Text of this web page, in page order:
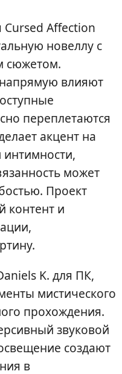
Cursed Affection
новеллу с
сюжетом.
влияют
переплетаются
акцент на
может
Проект
контент и
K. для ПК,
мистического
прохождения.
звуковой
создают
в